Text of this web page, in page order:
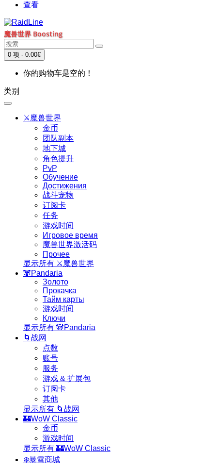
查看
魔兽世界 Boosting
0 项 - 0.00€
你的购物车是空的！
类别
⚔️魔兽世界
金币
团队副本
地下城
角色提升
PvP
Обучение
Достижения
战斗宠物
订阅卡
任务
游戏时间
Игровое время
魔兽世界激活码
Прочее
显示所有 ⚔️魔兽世界
🐼Pandaria
Золото
Прокачка
Тайм карты
游戏时间
Ключи
显示所有 🐼Pandaria
🌀战网
点数
账号
服务
游戏 & 扩展包
订阅卡
其他
显示所有 🌀战网
🏰WoW Classic
金币
游戏时间
显示所有 🏰WoW Classic
❄️暴雪商城